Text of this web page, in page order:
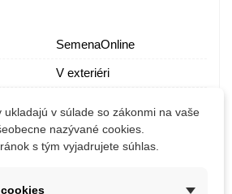
SemenaOnline
V exteriéri
ukladajú v súlade so zákonmi na vaše
nazývané cookies.
s tým vyjadrujete súhlas.